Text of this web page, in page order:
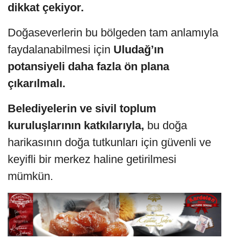
dikkat çekiyor.
Doğaseverlerin bu bölgeden tam anlamıyla
faydalanabilmesi için Uludağ’ın
potansiyeli daha fazla ön plana
çıkarılmalı.
Belediyelerin ve sivil toplum
kuruluşlarının katkılarıyla, bu doğa
harikasının doğa tutkunları için güvenli ve
keyifli bir merkez haline getirilmesi
mümkün.